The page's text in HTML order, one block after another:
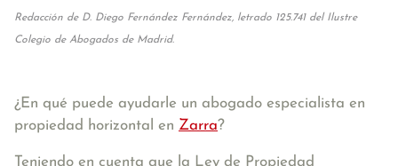
Redacción de D. Diego Fernández Fernández, letrado 125.741 del Ilustre
Colegio de Abogados de Madrid.
¿En qué puede ayudarle un abogado especialista en
propiedad horizontal en Zarra?
Teniendo en cuenta que la Ley de Propiedad